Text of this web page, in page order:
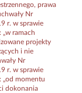
prawa
Nr
r. w sprawie
ramach
projekty
i nie
Nr
r. w sprawie
„od momentu
dokonania